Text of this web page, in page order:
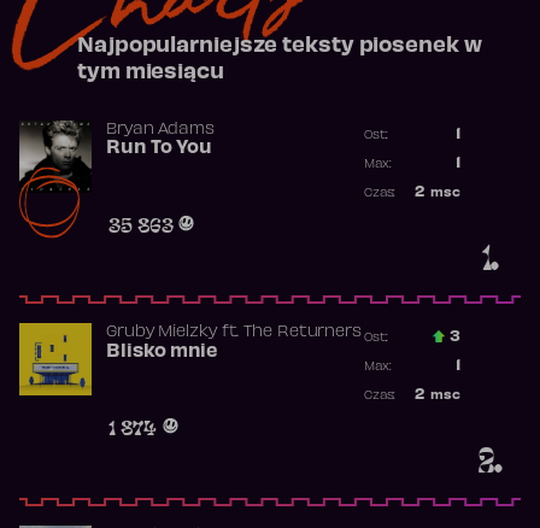
Najpopularniejsze teksty piosenek w
tym miesiącu
1.
Bryan Adams
Run To You
35 863
Ost.:
Max:
2 msc
Czas:
2.
Gruby Mielzkyft. The Returners
Blisko mnie
1 874
Ost.: 3
Max:
2 msc
Czas: